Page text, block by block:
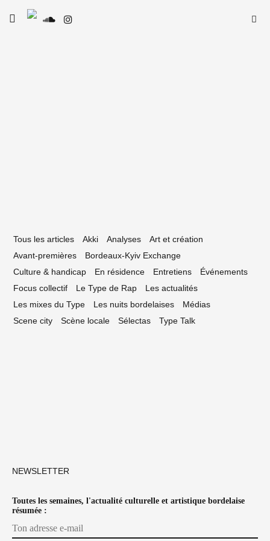
Skip
toggle
Tous les articles Akki Analyses
Art et création
Avant-premières
Bordeaux-Kyiv Exchange
Culture & handicap
En résidence Entretiens
Événements
Focus collectif
Le Type de Rap
Les actualités
Les mixes du Type
Les nuits bordelaises
Médias
Scene city
Scène locale Sélectas Type Talk
NEWSLETTER
Toutes les semaines, l'actualité culturelle et artistique bordelaise
résumée :